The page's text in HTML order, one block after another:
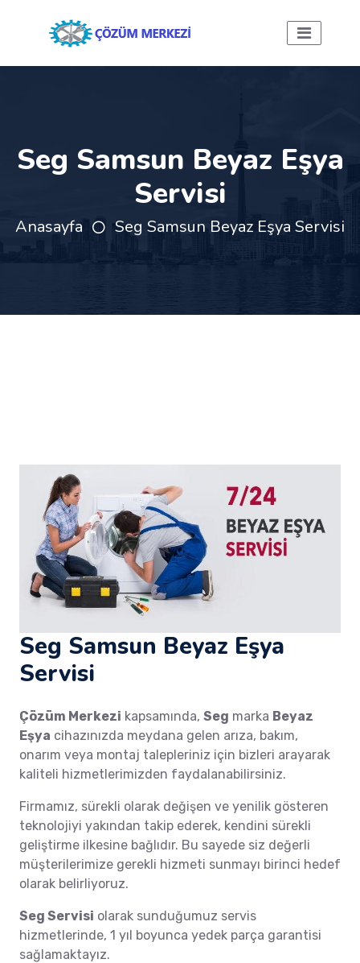
Seg Samsun Beyaz Eşya
Servisi
Anasayfa Seg Samsun Beyaz Eşya Servisi
Seg Samsun Beyaz Eşya
Servisi
Çözüm Merkezi kapsamında, Seg marka Beyaz
Eşya cihazınızda meydana gelen arıza, bakım,
onarım veya montaj talepleriniz için bizleri arayarak
kaliteli hizmetlerimizden faydalanabilirsiniz.
Firmamız, sürekli olarak değişen ve yenilik gösteren
teknolojiyi yakından takip ederek, kendini sürekli
geliştirme ilkesine bağlıdır. Bu sayede siz değerli
müşterilerimize gerekli hizmeti sunmayı birinci hedef
olarak belirliyoruz.
Seg Servisi olarak sunduğumuz servis
hizmetlerinde, 1 yıl boyunca yedek parça garantisi
sağlamaktayız.